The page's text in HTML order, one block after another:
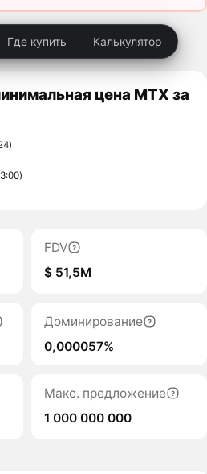
Где купить Калькулятор
цена MTX за
FDV
$ 51,5M
Доминирование
0,000057%
Макс. предложение
1 000 000 000